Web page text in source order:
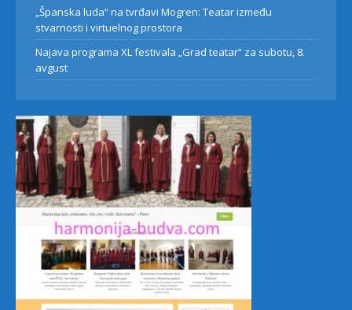
„Španska luda“ na tvrđavi Mogren: Teatar između
stvarnosti i virtuelnog prostora
Najava programa XL festivala „Grad teatar“ za subotu, 8.
avgust